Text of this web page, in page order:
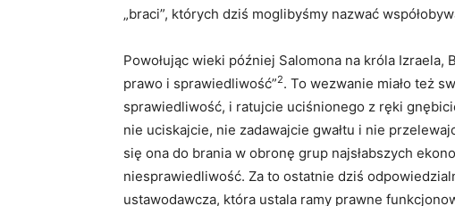
„braci”, których dziś moglibyśmy nazwać
Powołując wieki później Salomona na króla Izraela,
prawo i sprawiedliwość”2. To wezwanie miało też
sprawiedliwość, i ratujcie uciśnionego z ręki
nie uciskajcie, nie zadawajcie gwałtu i nie
się ona do brania w obronę grup najsłabszych
niesprawiedliwość. Za to ostatnie dziś
ustawodawcza, która ustala ramy prawne